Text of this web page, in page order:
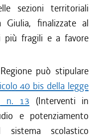
sezioni territoriali
Giulia, finalizzate al
più fragili e a favore
può stipulare
40 bis della legge
n. 13 (Interventi in
e potenziamento
scolastico